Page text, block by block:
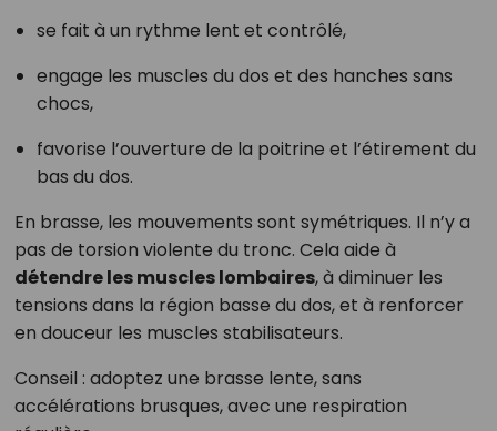
se fait à un rythme lent et contrôlé,
engage les muscles du dos et des hanches sans
chocs,
favorise l’ouverture de la poitrine et l’étirement du
bas du dos.
En brasse, les mouvements sont symétriques. Il n’y a
pas de torsion violente du tronc. Cela aide à
détendre les muscles lombaires, à diminuer les
tensions dans la région basse du dos, et à renforcer
en douceur les muscles stabilisateurs.
Conseil : adoptez une brasse lente, sans
accélérations brusques, avec une respiration